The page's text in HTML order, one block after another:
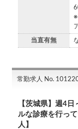
当直有無
常勤求人 No.
【茨城県】週4
ルな診療を行っ
人】